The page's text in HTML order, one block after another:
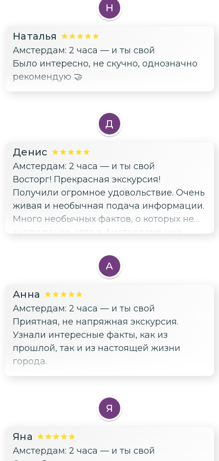
Н
Наталья
Амстердам: 2 часа — и ты свой
Было интересно, не скучно, однозначно
рекомендую 🤝
Д
Денис
Амстердам: 2 часа — и ты свой
Восторг! Прекрасная экскурсия!
Получили огромное удовольствие. Очень
живая и необычная подача информации.
Много необычных фактов, о которых не
знали ранее, хотя в Амстердаме уже
гордость за него сквозили в каждом
слове, мы конечно этой любовью
повествования) Я бы еще раз сходил
точно)
А
Анна
Амстердам: 2 часа — и ты свой
Приятная, не напряжная экскурсия.
Узнали интересные факты, как из
прошлой, так и из настоящей жизни
города.
Я
Яна
Амстердам: 2 часа — и ты свой